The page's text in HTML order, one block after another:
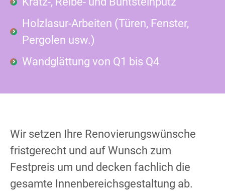
Holzlasur-Arbeiten (Türen, Fenster,
Pergolen usw.)
Wandglättung von Q1 bis Q4
Wir setzen Ihre Renovierungswünsche
fristgerecht und auf Wunsch zum
Festpreis um und decken fachlich die
gesamte Innenbereichsgestaltung ab.